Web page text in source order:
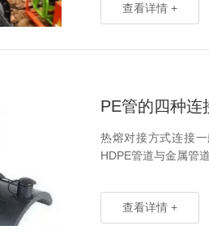
查看详情 +
PE管的四种连
热熔对接方式连接
HDPE管道与金属管
查看详情 +